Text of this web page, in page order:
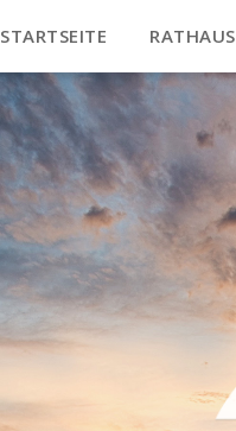
STARTSEITE RATHAUS